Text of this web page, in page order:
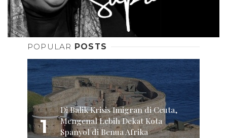
POPULAR POSTS
1
Di Balik Krisis Imigran di Ceuta,
Mengenal Lebih Dekat Kota
Spanyol di Benua Afrika